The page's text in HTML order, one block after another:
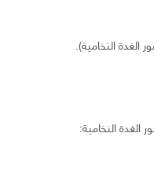
الغدة النخامية).
النخامية: